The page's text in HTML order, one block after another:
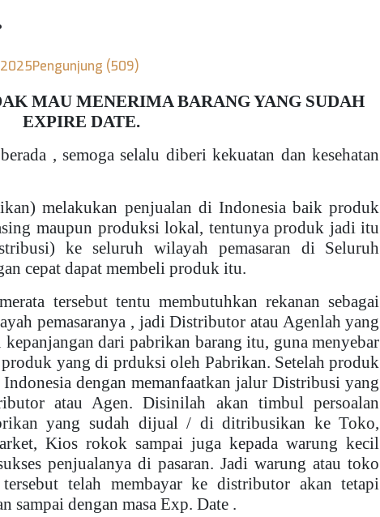
Pengunjung (509)
MAU MENERIMA BARANG YANG SUDAH
EXPIRE DATE.
, semoga selalu diberi kekuatan dan kesehatan
melakukan penjualan di Indonesia baik produk
maupun produksi lokal, tentunya produk jadi itu
ke seluruh wilayah pemasaran di Seluruh
cepat dapat membeli produk itu.
tersebut tentu membutuhkan rekanan sebagai
pemasaranya , jadi Distributor atau Agenlah yang
dari pabrikan barang itu, guna menyebar
yang di prduksi oleh Pabrikan. Setelah produk
dengan memanfaatkan jalur Distribusi yang
atau Agen. Disinilah akan timbul persoalan
yang sudah dijual / di ditribusikan ke Toko,
Kios rokok sampai juga kepada warung kecil
penjualanya di pasaran. Jadi warung atau toko
telah membayar ke distributor akan tetapi
sampai dengan masa Exp. Date .